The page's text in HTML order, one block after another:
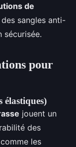
de
sangles anti-
sécurisée.
pour
élastiques)
jouent un
des
les